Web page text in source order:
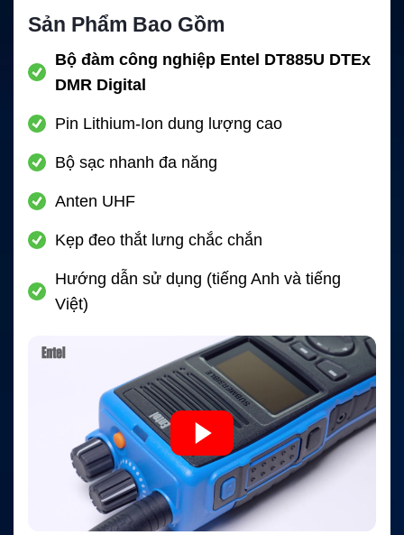
Sản Phẩm Bao Gồm
Bộ đàm công nghiệp Entel DT885U DTEx
DMR Digital
Pin Lithium-Ion dung lượng cao
Bộ sạc nhanh đa năng
Anten UHF
Kẹp đeo thắt lưng chắc chắn
Hướng dẫn sử dụng (tiếng Anh và tiếng
Việt)